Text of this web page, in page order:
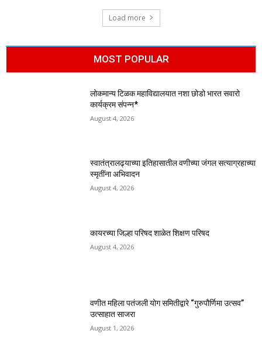
Load more
MOST POPULAR
लोकमान्य टिळक महाविद्यालयात नशा छोडो भारत सवारो
कार्यक्रम संपन्न*
August 4, 2026
स्वातंत्रालढ्याच्या इतिहासातील वणीच्या जंगल सत्याग्रहाच्या
स्मृतींना अभिवादन
August 4, 2026
कायरच्या जिल्हा परिषद शाळेत शिक्षण परिषद
August 4, 2026
वणीत महिला पतंजली योग समितीद्वारे “गुरुपौर्णिमा उत्सव”
उत्साहात साजरा
August 1, 2026